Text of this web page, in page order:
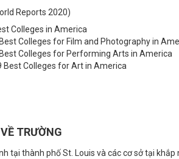
Reports 2020)
Colleges in America
Colleges for Film and Photography in
Colleges for Performing Arts in America
Best Colleges for Art in America
TRƯỜNG
tại thành phố St. Louis và các cơ sở tại